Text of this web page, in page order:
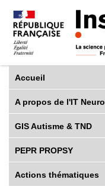
Accueil
A propos de l'IT Neuro
GIS Autisme & TND
PEPR PROPSY
Actions thématiques